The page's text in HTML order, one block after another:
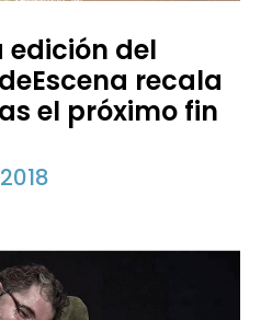
edición del
recala
el próximo fin